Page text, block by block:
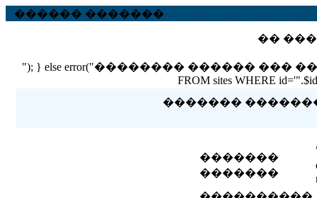
������ �������
��
"); } else error("�������� ������ ��� ������
FROM sites WHERE
�������
�������
�������